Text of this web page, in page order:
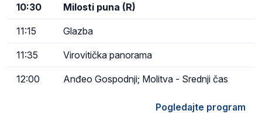
10:30 Milosti puna (R)
11:15 Glazba
11:35 Virovitička panorama
12:00 Anđeo Gospodnji; Molitva - Srednji čas
Pogledajte program